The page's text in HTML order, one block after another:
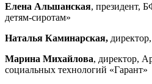
Елена Альшанская, президент,
детям-сиротам»
Наталья Каминарская,
Марина Михайлова, директор,
социальных технологий «Гарант»